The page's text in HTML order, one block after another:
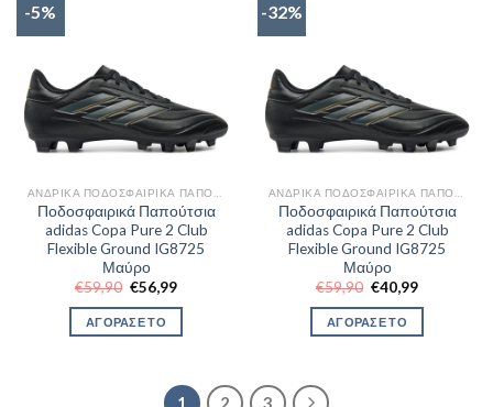
-5%
Ποδοσφαιρικά Παπούτσια
adidas Copa Pure 2 Club
Flexible Ground IG8725
Μαύρο
€59,90 Original
price
was:
€59,90.
€56,99Η
τιμή
ΑΓΟΡΑΣΕ ΤΟ
-32%
Ποδοσφαιρικά Παπούτσια
adidas Copa Pure 2 Club
Flexible Ground IG8725
Μαύρο
€59,90 Original
price
was:
€59,90.
€40,99Η
τιμή
ΑΓΟΡΑΣΕ ΤΟ
1 2 3